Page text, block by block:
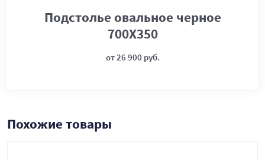
Подстолье овальное черное
700Х350
от 26 900 руб.
Похожие товары